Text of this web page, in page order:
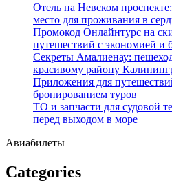
Отель на Невском
место для проживания в
Промокод Онлайнтурс на
путешествий с экономией и
Секреты Амалиенау:
красивому району
Приложения для
бронированием туров
ТО и запчасти для судовой
перед выходом в море
Авиабилеты
Categories